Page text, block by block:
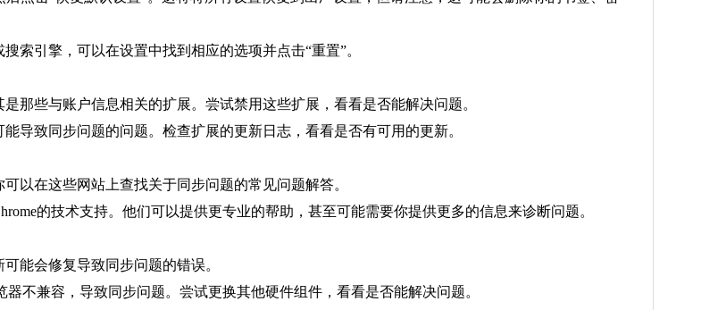
索引擎，可以在设置中找到相应的选项并点击“重置”。
那些与账户信息相关的扩展。尝试禁用这些扩展，看看是否能解决问题。
导致同步问题的问题。检查扩展的更新日志，看看是否有可用的更新。
以在这些网站上查找关于同步问题的常见问题解答。
的技术支持。他们可以提供更专业的帮助，甚至可能需要你提供更多的信息来诊断问题。
能会修复导致同步问题的错误。
不兼容，导致同步问题。尝试更换其他硬件组件，看看是否能解决问题。